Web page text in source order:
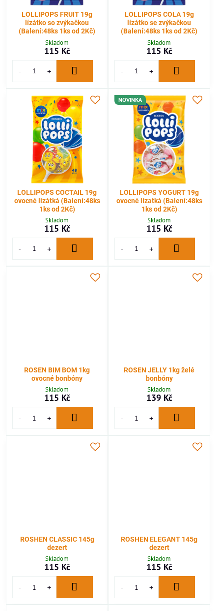
LOLLIPOPS FRUIT 19g
lízátko so zvýkačkou
(Balení:48ks 1ks od 2Kč)
Skladom
115 Kč
LOLLIPOPS COLA 19g
lízátko se zvýkačkou
(Balení:48ks 1ks od 2Kč)
Skladom
115 Kč
LOLLIPOPS COCTAIL 19g
ovocné lizátká (Balení:48ks
1ks od 2Kč)
Skladom
115 Kč
NOVINKA
LOLLIPOPS YOGURT 19g
ovocné lízatká (Balení:48ks
1ks od 2Kč)
Skladom
115 Kč
ROSEN BIM BOM 1kg
ovocné bonbóny
Skladom
115 Kč
ROSEN JELLY 1kg želé
bonbóny
Skladom
139 Kč
ROSHEN CLASSIC 145g
dezert
Skladom
115 Kč
ROSHEN ELEGANT 145g
dezert
Skladom
115 Kč